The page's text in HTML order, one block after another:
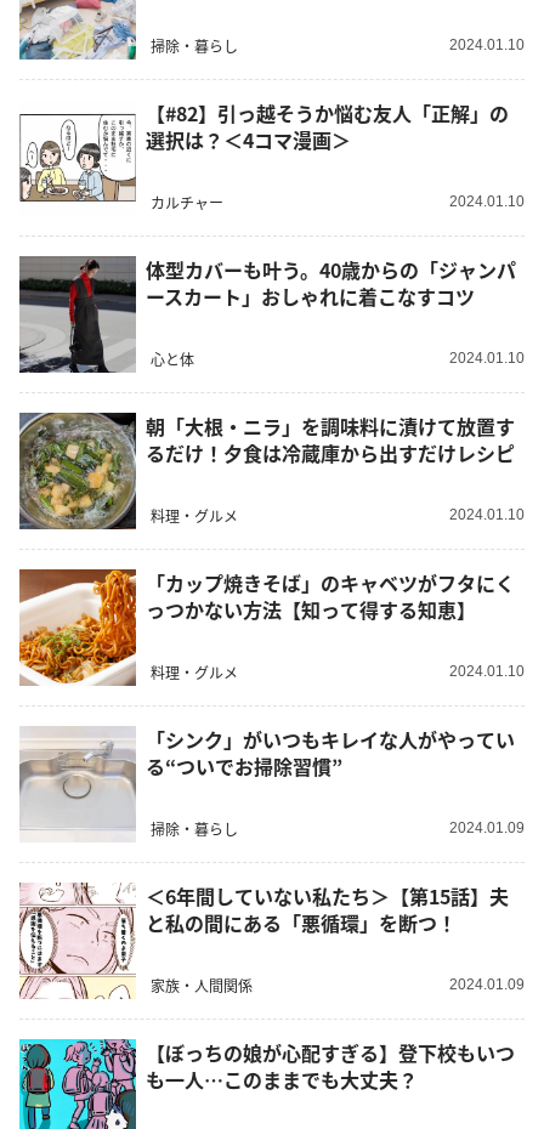
掃除・暮らし 2024.01.10
【#82】引っ越そうか悩む友人「正解」の
選択は？＜4コマ漫画＞
カルチャー 2024.01.10
体型カバーも叶う。40歳からの「ジャンパ
ースカート」おしゃれに着こなすコツ
心と体 2024.01.10
朝「大根・ニラ」を調味料に漬けて放置す
るだけ！夕食は冷蔵庫から出すだけレシピ
料理・グルメ 2024.01.10
「カップ焼きそば」のキャベツがフタにく
っつかない方法【知って得する知恵】
料理・グルメ 2024.01.10
「シンク」がいつもキレイな人がやってい
る“ついでお掃除習慣”
掃除・暮らし 2024.01.09
＜6年間していない私たち＞【第15話】夫
と私の間にある「悪循環」を断つ！
家族・人間関係 2024.01.09
【ぼっちの娘が心配すぎる】登下校もいつ
も一人…このままでも大丈夫？